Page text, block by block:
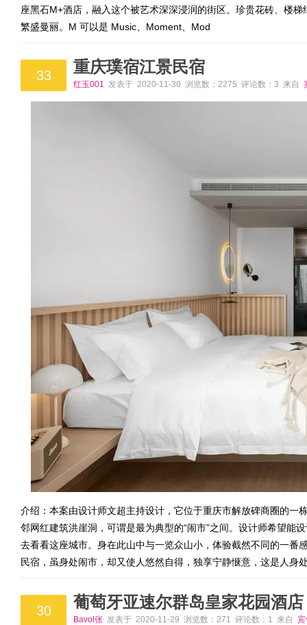
座黑石M+酒店，融入这个被艺术深深浸润的街区。珍贵花砖、楼
繁盛曼丽。M 可以是 Music、Moment、Mod
33 重庆璞宿江景民宿
红玉001 发表于 2020-11-30 浏览数：2275 评论数：3 来自
介绍：本案由设计师文超主持设计，它位于重庆市解放碑商圈的一
邻网红建筑洪崖洞，可谓是最为典型的“闹市”之间。设计师希望能
去看看这座城市。身在此山中与一览众山小，体验截然不同的一番
民宿，虽身处闹市，却又使人悠然自得，独享宁静惬意，这是人身
30 葡萄牙亚速尔群岛皇家花园酒店
Bavol张 发表于 2020-11-29 浏览数：271 评论数：1 来自